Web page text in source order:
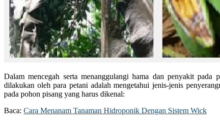
Dalam mencegah serta menanggulangi hama dan penyakit pada
dilakukan oleh para petani adalah mengetahui jenis-jenis
pada pohon pisang yang harus dikenal:
Baca: Cara Menanam Tanaman Hidroponik Dengan Sistem Wick